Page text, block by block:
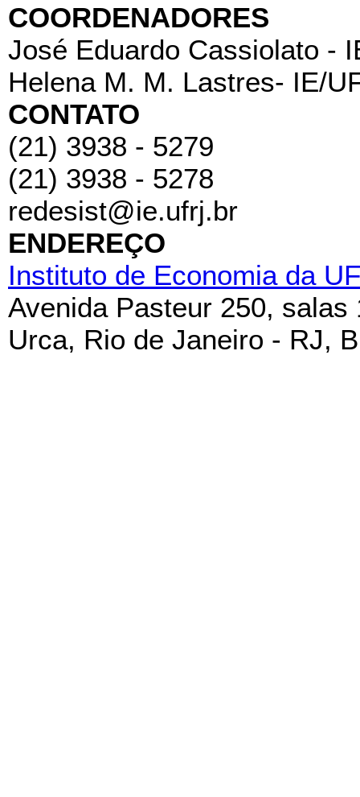
COORDENADORES
José Eduardo Cassiolato -
Helena M. M. Lastres- IE/
CONTATO
(21) 3938 - 5279
(21) 3938 - 5278
redesist@ie.ufrj.br
ENDEREÇO
Instituto de Economia da
Avenida Pasteur 250, salas
Urca, Rio de Janeiro - RJ,